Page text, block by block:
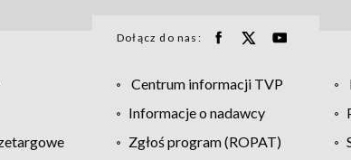
Dołącz do nas:
Centrum informacji TVP
Informacje o nadawcy
Zgłoś program (ROPAT)